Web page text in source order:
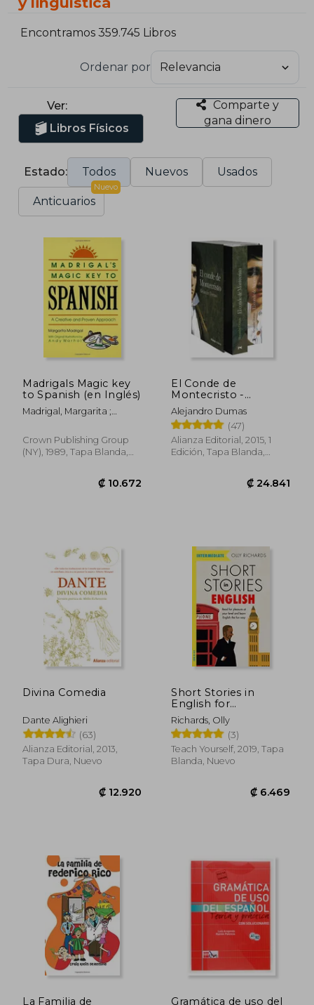
Encontramos 359.745 Libros
Ordenar por
Ver:
Libros Físicos
Comparte y
gana dinero
Estado: Todos Nuevos Usados
Anticuarios
Nuevo
Madrigals Magic key
to Spanish (en Inglés)
Madrigal, Margarita ;
Crown Publishing Group
(NY), 1989, Tapa Blanda,
₡ 10.672
El Conde de
Montecristo -
Estuche
Alejandro Dumas
(47)
Alianza Editorial, 2015, 1
Edición, Tapa Blanda,
Divina Comedia
Dante Alighieri
(63)
Alianza Editorial, 2013,
Tapa Dura, Nuevo
₡ 12.920
Short Stories in
English for
Intermediate
Learners (en Inglés)
Richards, Olly
(3)
Teach Yourself, 2019, Tapa
Blanda, Nuevo
La Familia de
Gramática de uso del